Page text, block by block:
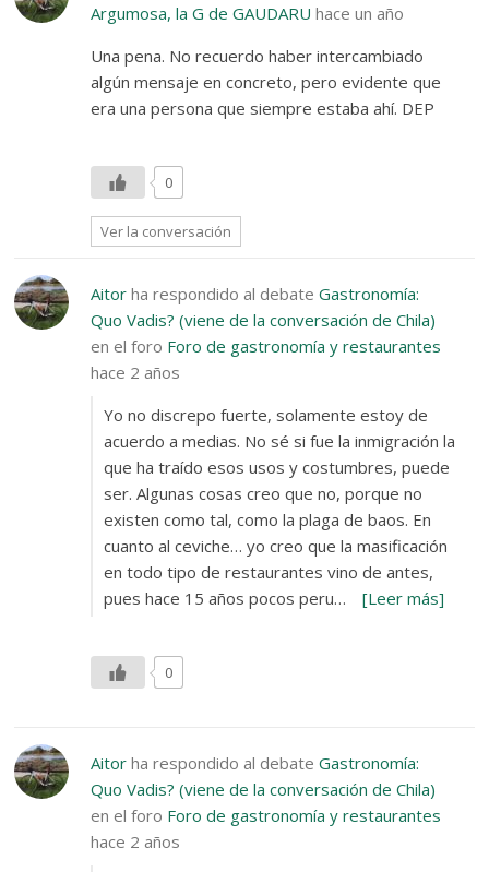
Argumosa, la G de GAUDARU hace un año
Una pena. No recuerdo haber intercambiado
algún mensaje en concreto, pero evidente que
era una persona que siempre estaba ahí. DEP
0
Ver la conversación
Aitor ha respondido al debateGastronomía:
Quo Vadis? (viene de la conversación de Chila)
en el foro Foro de gastronomía y restaurantes
hace 2 años
Yo no discrepo fuerte, solamente estoy de
acuerdo a medias. No sé si fue la inmigración la
que ha traído esos usos y costumbres, puede
ser. Algunas cosas creo que no, porque no
existen como tal, como la plaga de baos. En
cuanto al ceviche… yo creo que la masificación
en todo tipo de restaurantes vino de antes,
pues hace 15 años pocos peru…
[Leer más]
0
Aitor ha respondido al debateGastronomía:
Quo Vadis? (viene de la conversación de Chila)
en el foro Foro de gastronomía y restaurantes
hace 2 años